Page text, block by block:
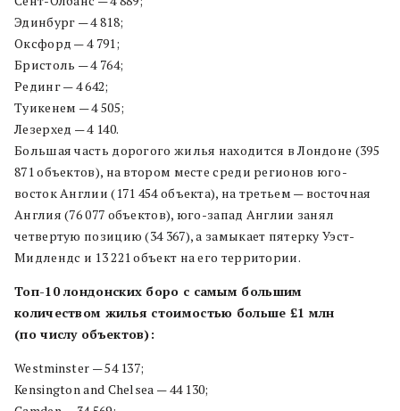
Эдинбург — 4 818;
Оксфорд — 4 791;
Бристоль — 4 764;
Рединг — 4 642;
Туикенем — 4 505;
Лезерхед — 4 140.
Большая часть дорогого жилья находится в Лондоне (395
871 объектов), на втором месте среди регионов юго-
восток Англии (171 454 объекта), на третьем — восточная
Англия (76 077 объектов), юго-запад Англии занял
четвертую позицию (34 367), а замыкает пятерку Уэст-
Мидлендс и 13 221 объект на его территории.
Топ-10 лондонских боро с самым большим
количеством жилья стоимостью больше £1 млн
(по числу объектов):
Westminster — 54 137;
Kensington and Chelsea — 44 130;